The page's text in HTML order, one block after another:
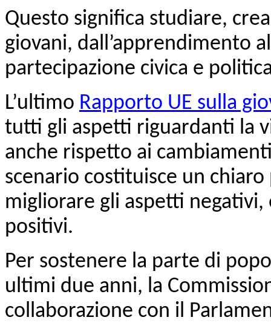
Questo significa studiare,
giovani, dall’apprendimento
partecipazione civica e
L’ultimo Rapporto UE sulla
tutti gli aspetti riguardanti la
anche rispetto ai
scenario costituisce un
migliorare gli aspetti
positivi.
Per sostenere la parte di
ultimi due anni, la
collaborazione con il